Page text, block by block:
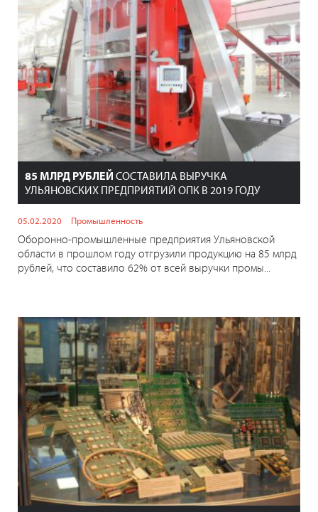
85 МЛРД РУБЛЕЙ СОСТАВИЛА ВЫРУЧКА
УЛЬЯНОВСКИХ ПРЕДПРИЯТИЙ ОПК В 2019 ГОДУ
05.02.2020 Промышленность
Оборонно-промышленные предприятия Ульяновской
области в прошлом году отгрузили продукцию на 85 млрд
рублей, что составило 62% от всей выручки промы...